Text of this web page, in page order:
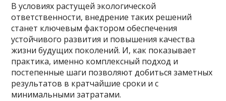
В условиях растущей экологической
ответственности, внедрение таких решений
станет ключевым фактором обеспечения
устойчивого развития и повышения качества
жизни будущих поколений. И, как показывает
практика, именно комплексный подход и
постепенные шаги позволяют добиться заметных
результатов в кратчайшие сроки и с
минимальными затратами.